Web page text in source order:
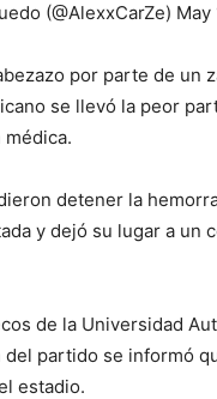
(@AlexxCarZe) May
por parte de un
se llevó la peor
detener la
y dejó su lugar a un
de la Universidad
partido se informó
estadio.